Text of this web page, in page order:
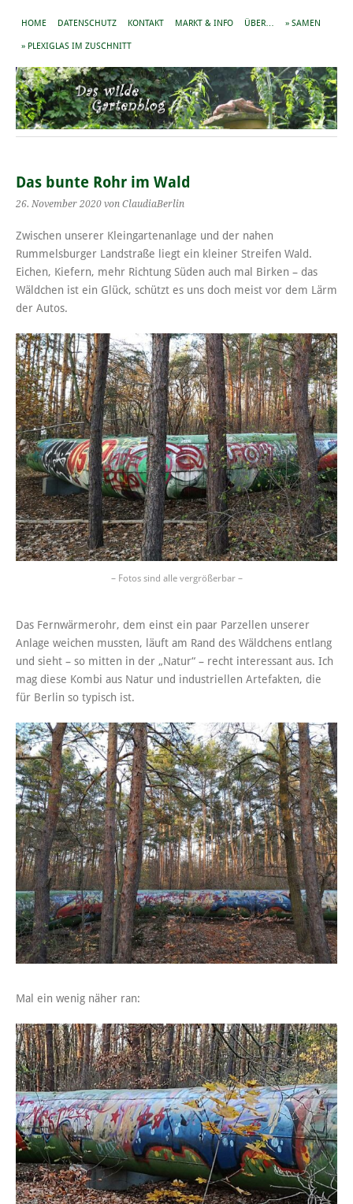
HOME DATENSCHUTZ KONTAKT MARKT & INFO ÜBER… » SAMEN
» PLEXIGLAS IM ZUSCHNITT
Das bunte Rohr im Wald
26. November 2020 von ClaudiaBerlin
Zwischen unserer Kleingartenanlage und der nahen
Rummelsburger Landstraße liegt ein kleiner Streifen Wald.
Eichen, Kiefern, mehr Richtung Süden auch mal Birken – das
Wäldchen ist ein Glück, schützt es uns doch meist vor dem Lärm
der Autos.
– Fotos sind alle vergrößerbar –
Das Fernwärmerohr, dem einst ein paar Parzellen unserer
Anlage weichen mussten, läuft am Rand des Wäldchens entlang
und sieht – so mitten in der „Natur“ – recht interessant aus. Ich
mag diese Kombi aus Natur und industriellen Artefakten, die
für Berlin so typisch ist.
Mal ein wenig näher ran: